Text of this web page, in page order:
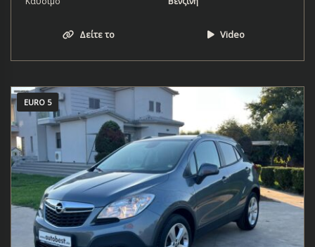
Δείτε το Video
EURO 5